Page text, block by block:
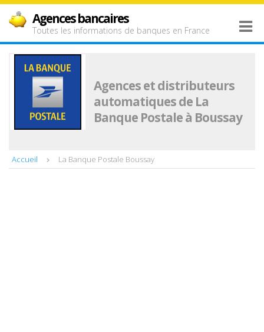
Agences bancaires
Toutes les informations de banques en France
Agences et distributeurs
automatiques de La
Banque Postale à Boussay
Accueil La Banque Postale Boussay